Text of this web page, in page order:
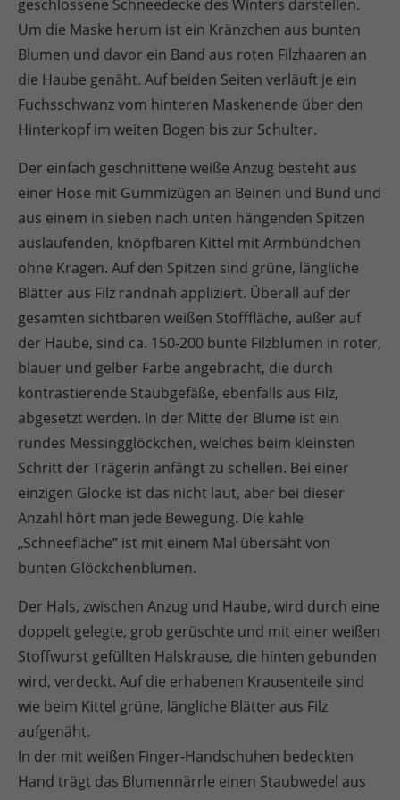
+44 1234 567 890
Drop us a line
info@yourdomain.com
About us
Lorem ipsum dolor sit amet, consectetuer
adipiscing elit.
Aenean commodo ligula eget dolor. Aenean
massa. Cum sociis natoque penatibus et magnis
dis parturient montes, nascetur ridiculus mus.
Donec quam felis, ultricies nec.
geschlossene Schneedecke des Winters darstellen.
Um die Maske herum ist ein Kränzchen aus bunten
Blumen und davor ein Band aus roten Filzhaaren an
die Haube genäht. Auf beiden Seiten verläuft je ein
Fuchsschwanz vom hinteren Maskenende über den
Hinterkopf im weiten Bogen bis zur Schulter.
Der einfach geschnittene weiße Anzug besteht aus
einer Hose mit Gummizügen an Beinen und Bund und
aus einem in sieben nach unten hängenden Spitzen
auslaufenden, knöpfbaren Kittel mit Armbündchen
ohne Kragen. Auf den Spitzen sind grüne, längliche
Blätter aus Filz randnah appliziert. Überall auf der
gesamten sichtbaren weißen Stofffläche, außer auf
der Haube, sind ca. 150-200 bunte Filzblumen in roter,
blauer und gelber Farbe angebracht, die durch
kontrastierende Staubgefäße, ebenfalls aus Filz,
abgesetzt werden. In der Mitte der Blume ist ein
rundes Messingglöckchen, welches beim kleinsten
Schritt der Trägerin anfängt zu schellen. Bei einer
einzigen Glocke ist das nicht laut, aber bei dieser
Anzahl hört man jede Bewegung. Die kahle
„Schneefläche“ ist mit einem Mal übersäht von
bunten Glöckchenblumen.
Der Hals, zwischen Anzug und Haube, wird durch eine
doppelt gelegte, grob gerüschte und mit einer weißen
Stoffwurst gefüllten Halskrause, die hinten gebunden
wird, verdeckt. Auf die erhabenen Krausenteile sind
wie beim Kittel grüne, längliche Blätter aus Filz
aufgenäht.
In der mit weißen Finger-Handschuhen bedeckten
Hand trägt das Blumennärrle einen Staubwedel aus